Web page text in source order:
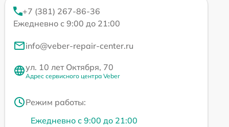
+7 (381) 267-86-36
Ежедневно с 9:00 до 21:00
info@veber-repair-center.ru
ул. 10 лет Октября, 70
Адрес сервисного центра Veber
Режим работы:
Ежедневно с 9:00 до 21:00